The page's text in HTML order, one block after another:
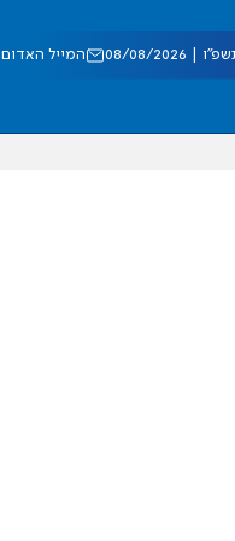
08/2026 המייל האדום